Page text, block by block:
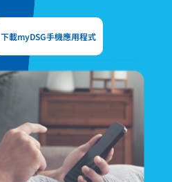
下載myDSG手機應用程式